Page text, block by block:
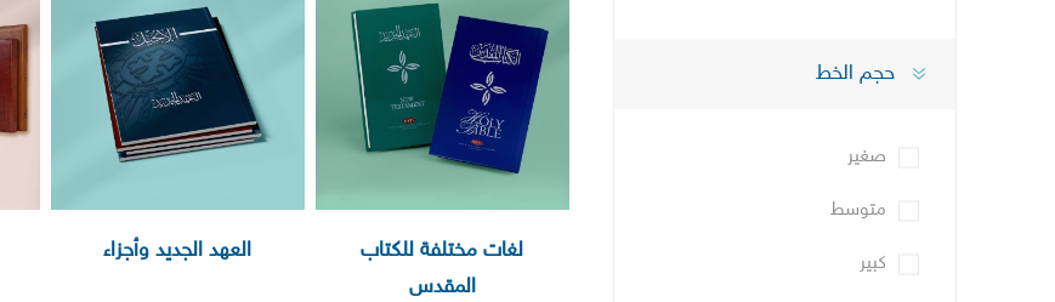
لغات مختلفة للكتاب
المقدس
العهد الجديد وأجزاء
حجم الخط
صغير
متوسط
كبير